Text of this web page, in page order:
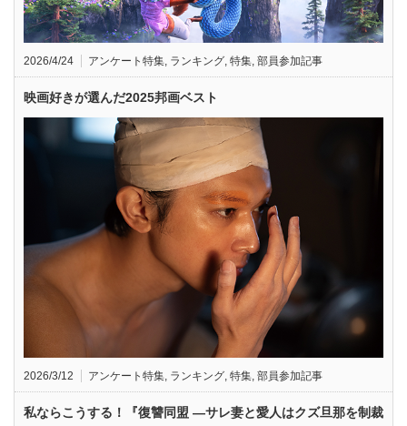
2026/4/24 アンケート特集, ランキング, 特集, 部員参加記事
映画好きが選んだ2025邦画ベスト
2026/3/12 アンケート特集, ランキング, 特集, 部員参加記事
私ならこうする！『復讐同盟 —サレ妻と愛人はクズ旦那を制裁